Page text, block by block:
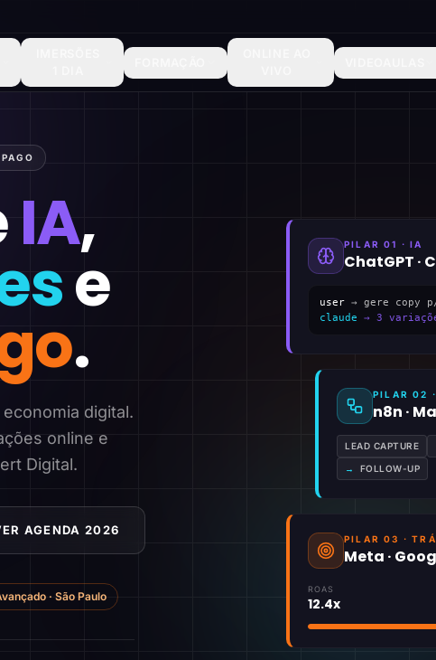
IA,
e
.
digital.
online e
Digital.
AGENDA 2026
· São Paulo
PILAR 01 · IA
ChatGPT ·
user → gere copy p/
claude → 3
PILAR 02
n8n ·
LEAD CAPTURE
→ FOLLOW-UP
PILAR 03 ·
Meta ·
ROAS
12.4x